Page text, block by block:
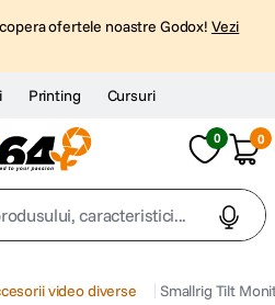
ofertele noastre Godox! Vezi
Printing Cursuri
0 0
caracteristici...
video diverse Smallrig Tilt